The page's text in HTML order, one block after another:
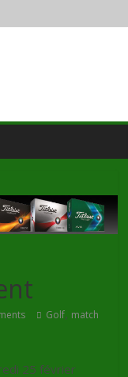
Golf, match
25 février